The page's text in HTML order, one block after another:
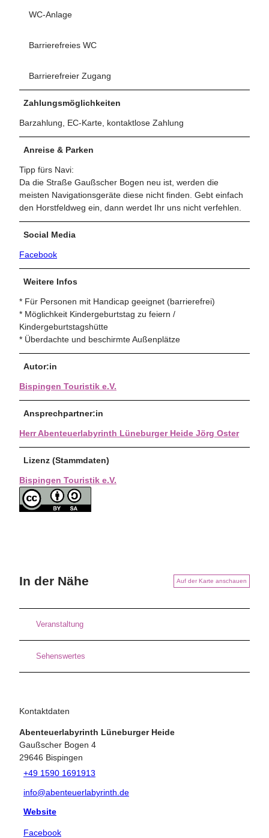
WC-Anlage
Barrierefreies WC
Barrierefreier Zugang
Zahlungsmöglichkeiten
Barzahlung, EC-Karte, kontaktlose Zahlung
Anreise & Parken
Tipp fürs Navi:
Da die Straße Gaußscher Bogen neu ist, werden die
meisten Navigationsgeräte diese nicht finden. Gebt einfach
den Horstfeldweg ein, dann werdet Ihr uns nicht verfehlen.
Social Media
Facebook
Weitere Infos
* Für Personen mit Handicap geeignet (barrierefrei)
* Möglichkeit Kindergeburtstag zu feiern /
Kindergeburtstagshütte
* Überdachte und beschirmte Außenplätze
Autor:in
Bispingen Touristik e.V.
Ansprechpartner:in
Herr Abenteuerlabyrinth Lüneburger Heide Jörg Oster
Lizenz (Stammdaten)
Bispingen Touristik e.V.
In der Nähe Auf der Karte anschauen
Veranstaltung
Sehenswertes
Kontaktdaten
Abenteuerlabyrinth Lüneburger Heide
Gaußscher Bogen 4
29646 Bispingen
+49 1590 1691913
info@abenteuerlabyrinth.de
Website
Facebook